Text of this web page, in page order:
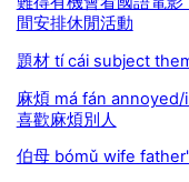
間安排休閒活動
題材 tí cái subject
麻煩 má fán
喜歡麻煩別人
伯母 bómǔ wife